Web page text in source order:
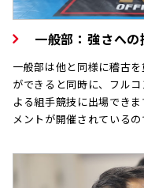
一般部：強さへの
一般部は他と同様に稽古
ができると同時に、フル
よる組手競技に出場でき
メントが開催されているの